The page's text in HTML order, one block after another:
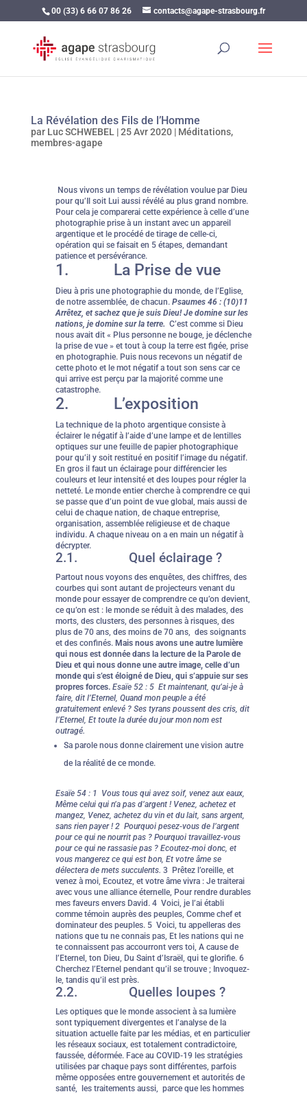
00 (33) 6 66 07 86 26 contacts@agape-strasbourg.fr
La Révélation des Fils de l’Homme
par Luc SCHWEBEL |25 Avr 2020| Méditations,
membres-agape
Nous vivons un temps de révélation voulue par Dieu
pour qu’Il soit Lui aussi révélé au plus grand nombre.
Pour cela je comparerai cette expérience à celle d’une
photographie prise à un instant avec un appareil
argentique et le procédé de tirage de celle-ci,
opération qui se faisait en 5 étapes, demandant
patience et persévérance.
1. La Prise de vue
Dieu à pris une photographie du monde, de l’Eglise,
de notre assemblée, de chacun. Psaumes 46 : (10)11
Arrêtez, et sachez que je suis Dieu! Je domine sur les
nations, je domine sur la terre. C’est comme si Dieu
nous avait dit « Plus personne ne bouge, je déclenche
la prise de vue » et tout à coup la terre est figée, prise
en photographie. Puis nous recevons un négatif de
cette photo et le mot négatif a tout son sens car ce
qui arrive est perçu par la majorité comme une
catastrophe.
2. L’exposition
La technique de la photo argentique consiste à
éclairer le négatif à l’aide d’une lampe et de lentilles
optiques sur une feuille de papier photographique
pour qu’il y soit restitué en positif l’image du négatif.
En gros il faut un éclairage pour différencier les
couleurs et leur intensité et des loupes pour régler la
netteté. Le monde entier cherche à comprendre ce qui
se passe que d’un point de vue global, mais aussi de
celui de chaque nation, de chaque entreprise,
organisation, assemblée religieuse et de chaque
individu. A chaque niveau on a en main un négatif à
décrypter.
2.1. Quel éclairage ?
Partout nous voyons des enquêtes, des chiffres, des
courbes qui sont autant de projecteurs venant du
monde pour essayer de comprendre ce qu’on devient,
ce qu’on est : le monde se réduit à des malades, des
morts, des clusters, des personnes à risques, des
plus de 70 ans, des moins de 70 ans, des soignants
et des confinés. Mais nous avons une autre lumière
qui nous est donnée dans la lecture de la Parole de
Dieu et qui nous donne une autre image, celle d’un
monde qui s’est éloigné de Dieu, qui s’appuie sur ses
propres forces. Esaïe 52 : 5 Et maintenant, qu’ai-je à
faire, dit l’Eternel, Quand mon peuple a été
gratuitement enlevé ? Ses tyrans poussent des cris, dit
l’Eternel, Et toute la durée du jour mon nom est
outragé.
Sa parole nous donne clairement une vision autre
de la réalité de ce monde.
Esaïe 54 : 1 Vous tous qui avez soif, venez aux eaux,
Même celui qui n’a pas d’argent ! Venez, achetez et
mangez, Venez, achetez du vin et du lait, sans argent,
sans rien payer ! 2 Pourquoi pesez-vous de l’argent
pour ce qui ne nourrit pas ? Pourquoi travaillez-vous
pour ce qui ne rassasie pas ? Ecoutez-moi donc, et
vous mangerez ce qui est bon, Et votre âme se
délectera de mets succulents. 3 Prêtez l’oreille, et
venez à moi, Ecoutez, et votre âme vivra : Je traiterai
avec vous une alliance éternelle, Pour rendre durables
mes faveurs envers David. 4 Voici, je l’ai établi
comme témoin auprès des peuples, Comme chef et
dominateur des peuples. 5 Voici, tu appelleras des
nations que tu ne connais pas, Et les nations qui ne
te connaissent pas accourront vers toi, A cause de
l’Eternel, ton Dieu, Du Saint d’Israël, qui te glorifie. 6
Cherchez l’Eternel pendant qu’il se trouve ; Invoquez-
le, tandis qu’il est près.
2.2. Quelles loupes ?
Les optiques que le monde associent à sa lumière
sont typiquement divergentes et l’analyse de la
situation actuelle faite par les médias, et en particulier
les réseaux sociaux, est totalement contradictoire,
faussée, déformée. Face au COVID-19 les stratégies
utilisées par chaque pays sont différentes, parfois
même opposées entre gouvernement et autorités de
santé, les traitements aussi, parce que les hommes